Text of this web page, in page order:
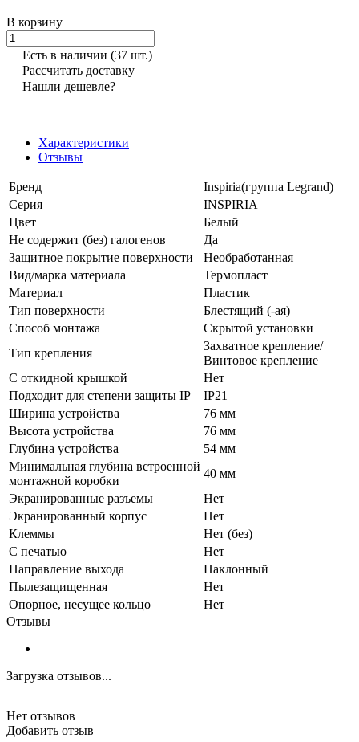
В корзину
Есть в наличии (37 шт.)
Рассчитать доставку
Нашли дешевле?
Характеристики
Отзывы
Бренд
Inspiria(группа Legrand)
Серия
INSPIRIA
Цвет
Белый
Не содержит (без) галогенов
Да
Защитное покрытие поверхности
Необработанная
Вид/марка материала
Термопласт
Материал
Пластик
Тип поверхности
Блестящий (-ая)
Способ монтажа
Скрытой установки
Тип крепления
Захватное крепление/
Винтовое крепление
С откидной крышкой
Нет
Подходит для степени защиты IP
IP21
Ширина устройства
76 мм
Высота устройства
76 мм
Глубина устройства
54 мм
Минимальная глубина встроенной
монтажной коробки
40 мм
Экранированные разъемы
Нет
Экранированный корпус
Нет
Клеммы
Нет (без)
С печатью
Нет
Направление выхода
Наклонный
Пылезащищенная
Нет
Опорное, несущее кольцо
Нет
Отзывы
Загрузка отзывов...
Нет отзывов
Добавить отзыв